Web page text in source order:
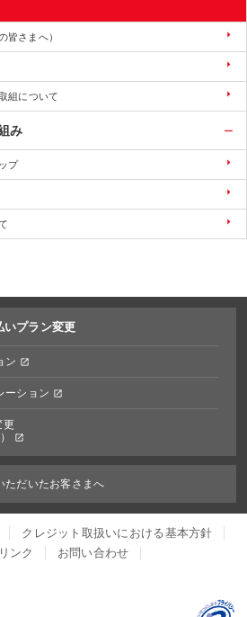
皆さまへ）
組について
み
プ
いプラン変更
ン
ーション
更
ただいたお客さまへ
クレジット取扱いにおける基本方針
ンク
お問い合わせ